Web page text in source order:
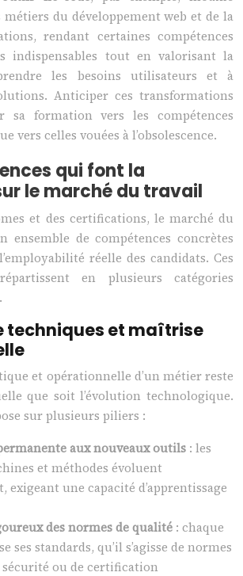
du développement web et de la
rendant certaines compétences
indispensables tout en valorisant la
les besoins utilisateurs et à
Anticiper ces transformations
sa formation vers les compétences
vers celles vouées à l’obsolescence.
qui font la
le marché du travail
et des certifications, le marché du
ensemble de compétences concrètes
réelle des candidats. Ces
en plusieurs catégories
techniques et maîtrise
et opérationnelle d’un métier reste
que soit l’évolution technologique.
sur plusieurs piliers :
aux nouveaux outils : les
et méthodes évoluent
exigeant une capacité d’apprentissage
des normes de qualité : chaque
ses standards, qu’il s’agisse de normes
sécurité ou de certification